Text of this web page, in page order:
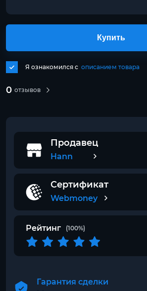
0 отзывов
Я ознакомился с описанием товара
Купить
Продавец
Hann
Сертификат
Webmoney
Рейтинг (100%)
Гарантия сделки